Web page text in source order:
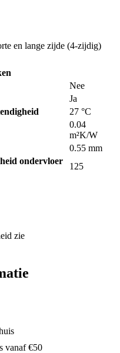
en lange zijde (4-zijdig)
Nee
Ja
27 °C
0.04
m²K/W
0.55 mm
ondervloer
125
zie
vanaf €50